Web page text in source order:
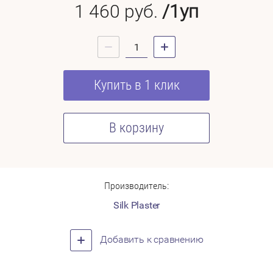
1 460 руб. /1уп
Купить в 1 клик
В корзину
Производитель:
Silk Plaster
Добавить к сравнению